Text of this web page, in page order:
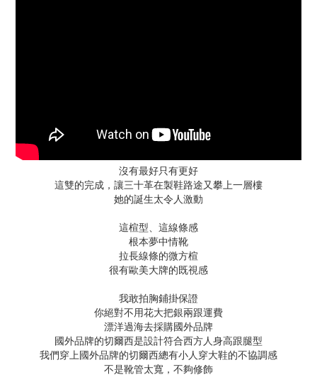
沒有最好只有更好
這雙的完成，讓三十革在製鞋路途又攀上一層樓
她的誕生太令人激動
這楦型、這線條感
根本夢中情靴
拉長線條的微方楦
很有歐美大牌的既視感
我敢拍胸鋪掛保證
你絕對不用花大把銀兩跟運費
漂洋過海去採購國外品牌
國外品牌的切爾西是設計符合西方人身高跟腿型
我們穿上國外品牌的切爾西總有小人穿大鞋的不協調感
不是靴管太寬，不夠修飾